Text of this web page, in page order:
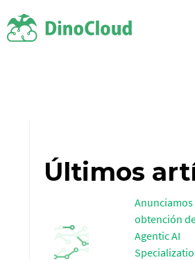
Últimos
Anunciamos
obtención
Agentic AI